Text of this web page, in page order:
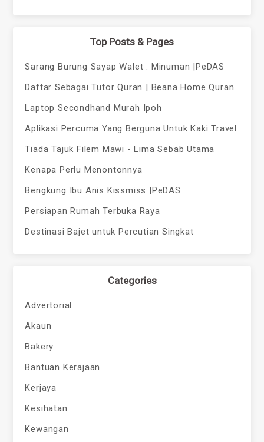
Top Posts & Pages
Sarang Burung Sayap Walet : Minuman |PeDAS
Daftar Sebagai Tutor Quran | Beana Home Quran
Laptop Secondhand Murah Ipoh
Aplikasi Percuma Yang Berguna Untuk Kaki Travel
Tiada Tajuk Filem Mawi - Lima Sebab Utama
Kenapa Perlu Menontonnya
Bengkung Ibu Anis Kissmiss |PeDAS
Persiapan Rumah Terbuka Raya
Destinasi Bajet untuk Percutian Singkat
Categories
Advertorial
Akaun
Bakery
Bantuan Kerajaan
Kerjaya
Kesihatan
Kewangan